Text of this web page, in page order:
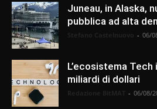
Juneau, in Alaska,
pubblica ad alta
- 06/
L’ecosistema
miliardi di dollari
- 06/08/